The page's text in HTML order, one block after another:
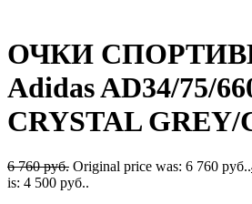
ОЧКИ
Adidas AD34/75/
CRYSTAL GREY/
6 760руб. Original price was: 6 760 руб..
is: 4 500 руб..